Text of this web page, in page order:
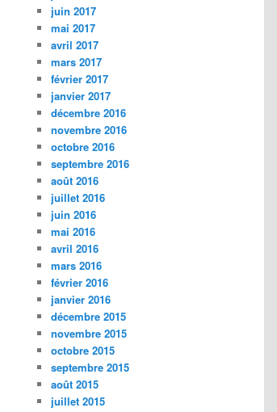
juin 2017
mai 2017
avril 2017
mars 2017
février 2017
janvier 2017
décembre 2016
novembre 2016
octobre 2016
septembre 2016
août 2016
juillet 2016
juin 2016
mai 2016
avril 2016
mars 2016
février 2016
janvier 2016
décembre 2015
novembre 2015
octobre 2015
septembre 2015
août 2015
juillet 2015